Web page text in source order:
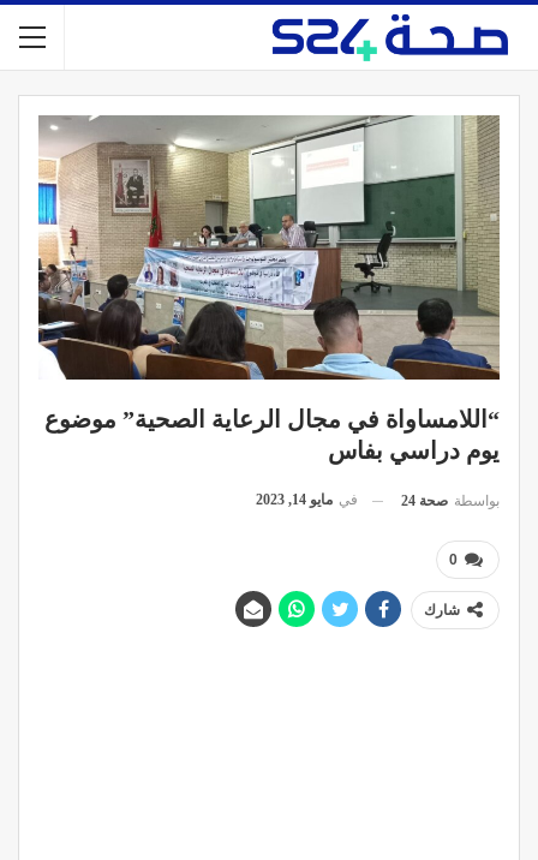
“اللامساواة في مجال الرعاية الصحية” موضوع
يوم دراسي بفاس
بواسطة صحة 24 في مايو 14, 2023
0
شارك